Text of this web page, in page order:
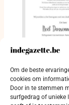
Om de beste
cookies om
Door in te stemmen
surfgedrag of unieke
Noël
Zonnebeke
25 april 2026